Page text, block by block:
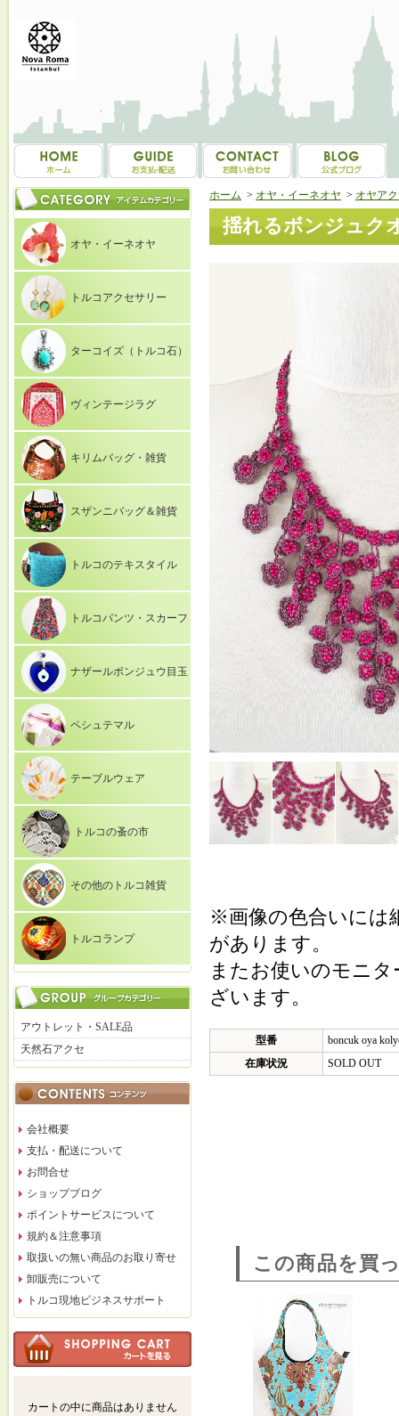
オヤ・イーネオヤ
トルコアクセサリー
ターコイズ（トルコ石）
ヴィンテージラグ
キリムバッグ・雑貨
スザンニバッグ＆雑貨
トルコのテキスタイル
トルコパンツ・スカーフ
ナザールボンジュウ目玉
ペシュテマル
テーブルウェア
トルコの蚤の市
その他のトルコ雑貨
トルコランプ
アウトレット・SALE品
天然石アクセ
会社概要
支払・配送について
お問合せ
ショップブログ
ポイントサービスについて
規約＆注意事項
取扱いの無い商品のお取り寄せ
卸販売について
トルコ現地ビジネスサポート
カートの中に商品はありません
ホーム > オヤ・イーネオヤ > オヤア
揺れるボンジュク
※画像の色合いには
があります。
またお使いのモニ
ざいます。
型番
boncuk oya
在庫状況
SOLD OUT
この商品を買